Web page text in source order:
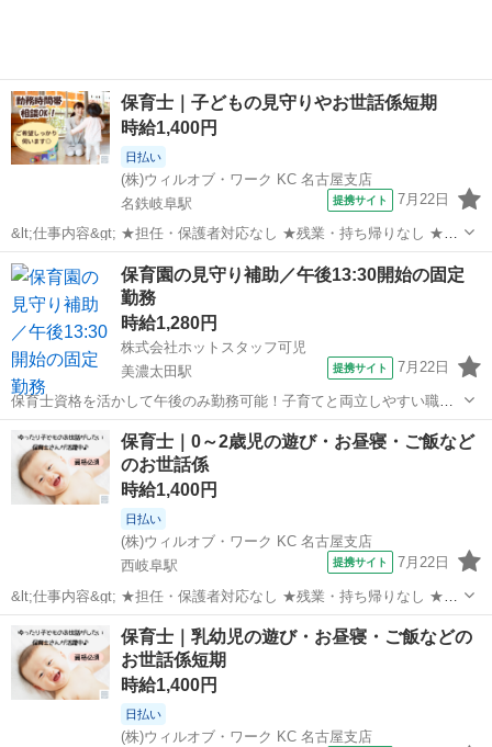
保育士｜子どもの見守りやお世話係短期
時給1,400円
日払い
(株)ウィルオブ・ワーク KC 名古屋支店
名鉄岐阜駅
提携サイト 7月22日
&lt;仕事内容&gt; ★担任・保護者対応なし ★残業・持ち帰りなし ★指
導案などの書類なし 担当クラス： 乳児またはクラスフリー お仕事内
容： ・遊びの見守り、サポート ・お散歩の付き添い ・お昼寝チェッ
ク ・ごはん...
岐阜 名鉄岐阜駅 保育士
保育園の見守り補助／午後13:30開始の固定
勤務
時給1,280円
株式会社ホットスタッフ可児
美濃太田駅
提携サイト 7月22日
保育士資格を活かして午後のみ勤務可能！子育てと両立しやすい職場
です◎ 可児市・美濃加茂市・加茂郡・御嵩町の お仕事探しは是非お任
せください！ ご質問・ご相談などございましたら お気軽にお問合せく
ださいね◎ （フリーダ...
岐阜 可児市 美濃太田駅 保育士
保育士｜0～2歳児の遊び・お昼寝・ご飯など
のお世話係
時給1,400円
日払い
(株)ウィルオブ・ワーク KC 名古屋支店
西岐阜駅
提携サイト 7月22日
&lt;仕事内容&gt; ★担任・保護者対応なし ★残業・持ち帰りなし ★指
導案などの書類なし 担当クラス： 乳児またはクラスフリー お仕事内
容： ・遊びの見守り、サポート ・お散歩の付き添い ・お昼寝チェッ
ク ・ごはん...
岐阜 岐阜市 西岐阜駅 保育士
保育士｜乳幼児の遊び・お昼寝・ご飯などの
お世話係短期
時給1,400円
日払い
(株)ウィルオブ・ワーク KC 名古屋支店